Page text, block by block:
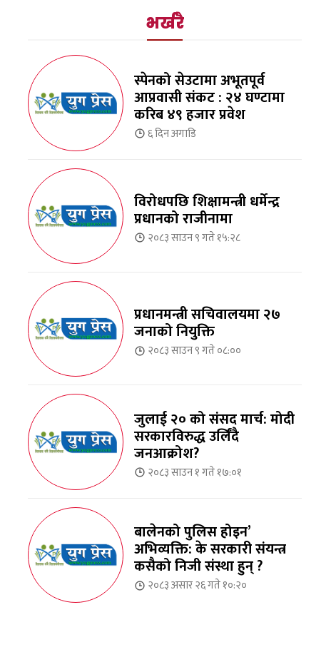
भर्खरै
स्पेनको सेउटामा अभूतपूर्व
आप्रवासी संकट : २४ घण्टामा
करिब ४९ हजार प्रवेश
६ दिनअगाडि
विरोधपछि शिक्षामन्त्री धर्मेन्द्र
प्रधानको राजीनामा
२०८३ साउन ९ गते १५:२८
प्रधानमन्त्री सचिवालयमा २७
जनाको नियुक्ति
२०८३ साउन ९ गते ०८:००
जुलाई २० को संसद मार्च: मोदी
सरकारविरुद्ध उर्लिंदै
जनआक्रोश?
२०८३ साउन १ गते १७:०१
बालेनको पुलिस होइन’
अभिव्यक्ति: के सरकारी संयन्त्र
कसैको निजी संस्था हुन् ?
२०८३ असार २६ गते १०:२०